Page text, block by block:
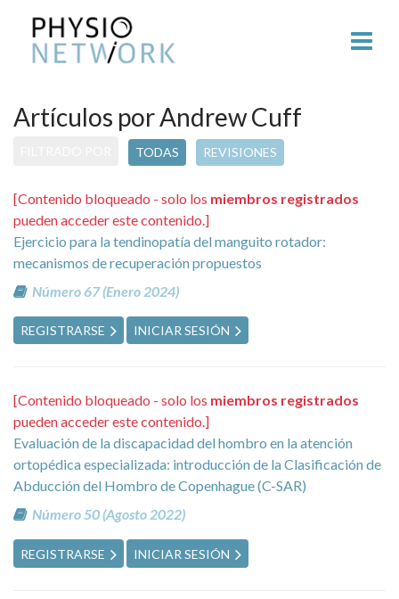
Artículos por Andrew Cuff
TODAS REVISIONES
[Contenido bloqueado - solo los miembros registrados
pueden acceder este contenido.]
Ejercicio para la tendinopatía del manguito rotador:
mecanismos de recuperación propuestos
Número 67 (Enero 2024)
REGISTRARSE INICIAR SESIÓN
[Contenido bloqueado - solo los miembros registrados
pueden acceder este contenido.]
Evaluación de la discapacidad del hombro en la atención
ortopédica especializada: introducción de la Clasificación de
Abducción del Hombro de Copenhague (C-SAR)
Número 50 (Agosto 2022)
REGISTRARSE INICIAR SESIÓN